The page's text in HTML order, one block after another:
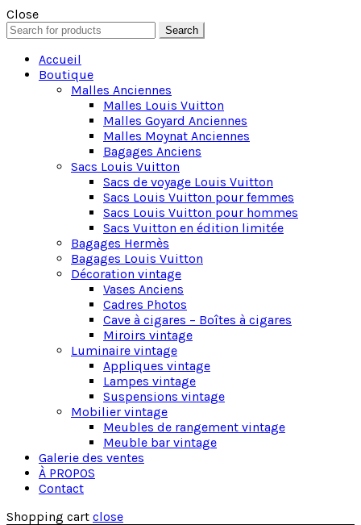
Close
Search
for:
Search
Accueil
Boutique
Malles Anciennes
Malles Louis Vuitton
Malles Goyard Anciennes
Malles Moynat Anciennes
Bagages Anciens
Sacs Louis Vuitton
Sacs de voyage Louis Vuitton
Sacs Louis Vuitton pour femmes
Sacs Louis Vuitton pour hommes
Sacs Vuitton en édition limitée
Bagages Hermès
Bagages Louis Vuitton
Décoration vintage
Vases Anciens
Cadres Photos
Cave à cigares – Boîtes à cigares
Miroirs vintage
Luminaire vintage
Appliques vintage
Lampes vintage
Suspensions vintage
Mobilier vintage
Meubles de rangement vintage
Meuble bar vintage
Galerie des ventes
À PROPOS
Contact
Shopping cart close